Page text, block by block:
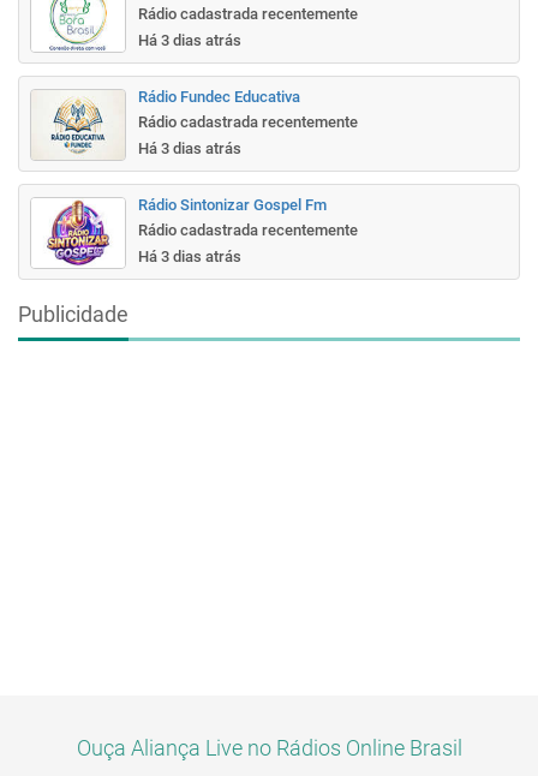
Rádio cadastrada recentemente
Há 3 dias atrás
Rádio Fundec Educativa
Rádio cadastrada recentemente
Há 3 dias atrás
Rádio Sintonizar Gospel Fm
Rádio cadastrada recentemente
Há 3 dias atrás
Publicidade
Ouça Aliança Live no Rádios Online Brasil